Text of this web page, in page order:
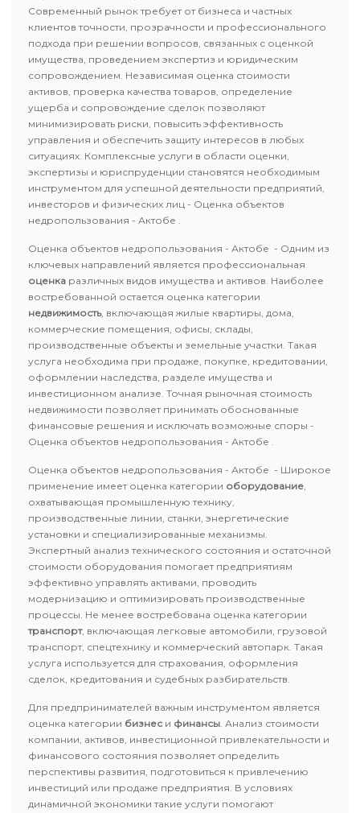
Современный рынок требует от бизнеса и частных
клиентов точности, прозрачности и профессионального
подхода при решении вопросов, связанных с оценкой
имущества, проведением экспертиз и юридическим
сопровождением. Независимая оценка стоимости
активов, проверка качества товаров, определение
ущерба и сопровождение сделок позволяют
минимизировать риски, повысить эффективность
управления и обеспечить защиту интересов в любых
ситуациях. Комплексные услуги в области оценки,
экспертизы и юриспруденции становятся необходимым
инструментом для успешной деятельности предприятий,
инвесторов и физических лиц - Оценка объектов
недропользования - Актобе .
Оценка объектов недропользования - Актобе - Одним из
ключевых направлений является профессиональная
оценка различных видов имущества и активов. Наиболее
востребованной остается оценка категории
недвижимость, включающая жилые квартиры, дома,
коммерческие помещения, офисы, склады,
производственные объекты и земельные участки. Такая
услуга необходима при продаже, покупке, кредитовании,
оформлении наследства, разделе имущества и
инвестиционном анализе. Точная рыночная стоимость
недвижимости позволяет принимать обоснованные
финансовые решения и исключать возможные споры -
Оценка объектов недропользования - Актобе .
Оценка объектов недропользования - Актобе - Широкое
применение имеет оценка категории оборудование,
охватывающая промышленную технику,
производственные линии, станки, энергетические
установки и специализированные механизмы.
Экспертный анализ технического состояния и остаточной
стоимости оборудования помогает предприятиям
эффективно управлять активами, проводить
модернизацию и оптимизировать производственные
процессы. Не менее востребована оценка категории
транспорт, включающая легковые автомобили, грузовой
транспорт, спецтехнику и коммерческий автопарк. Такая
услуга используется для страхования, оформления
сделок, кредитования и судебных разбирательств.
Для предпринимателей важным инструментом является
оценка категории бизнес и финансы. Анализ стоимости
компании, активов, инвестиционной привлекательности и
финансового состояния позволяет определить
перспективы развития, подготовиться к привлечению
инвестиций или продаже предприятия. В условиях
динамичной экономики такие услуги помогают